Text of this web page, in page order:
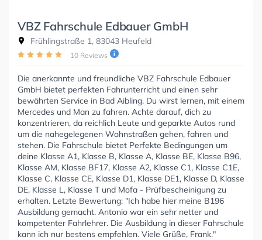
VBZ Fahrschule Edbauer GmbH
Frühlingstraße 1, 83043 Heufeld
10 Reviews
Die anerkannte und freundliche VBZ Fahrschule Edbauer
GmbH bietet perfekten Fahrunterricht und einen sehr
bewährten Service in Bad Aibling. Du wirst lernen, mit einem
Mercedes und Man zu fahren. Achte darauf, dich zu
konzentrieren, da reichlich Leute und geparkte Autos rund
um die nahegelegenen Wohnstraßen gehen, fahren und
stehen. Die Fahrschule bietet Perfekte Bedingungen um
deine Klasse A1, Klasse B, Klasse A, Klasse BE, Klasse B96,
Klasse AM, Klasse BF17, Klasse A2, Klasse C1, Klasse C1E,
Klasse C, Klasse CE, Klasse D1, Klasse DE1, Klasse D, Klasse
DE, Klasse L, Klasse T und Mofa - Prüfbescheinigung zu
erhalten. Letzte Bewertung: "Ich habe hier meine B196
Ausbildung gemacht. Antonio war ein sehr netter und
kompetenter Fahrlehrer. Die Ausbildung in dieser Fahrschule
kann ich nur bestens empfehlen. Viele Grüße, Frank."